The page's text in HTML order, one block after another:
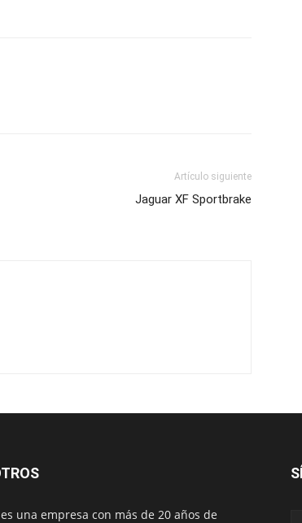
Artículo siguiente
Jaguar XF Sportbrake
una empresa con más de 20 años de